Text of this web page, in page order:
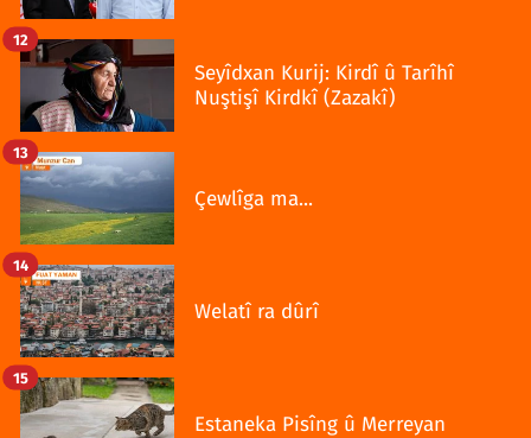
Seyîdxan Kurij: Kirdî û Tarîhî
Nuştişî Kirdkî (Zazakî)
12
Çewlîga ma...
13
Welatî ra dûrî
14
Estaneka Pisîng û Merreyan
15